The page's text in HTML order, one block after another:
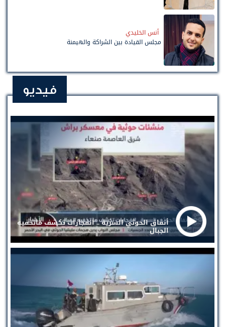
أنس الخليدي
مجلس القيادة بين الشراكة والهيمنة
فيديو
أنفاق الحوثي السرية .. انفجارات تكشف ماتخفيه
الجبال